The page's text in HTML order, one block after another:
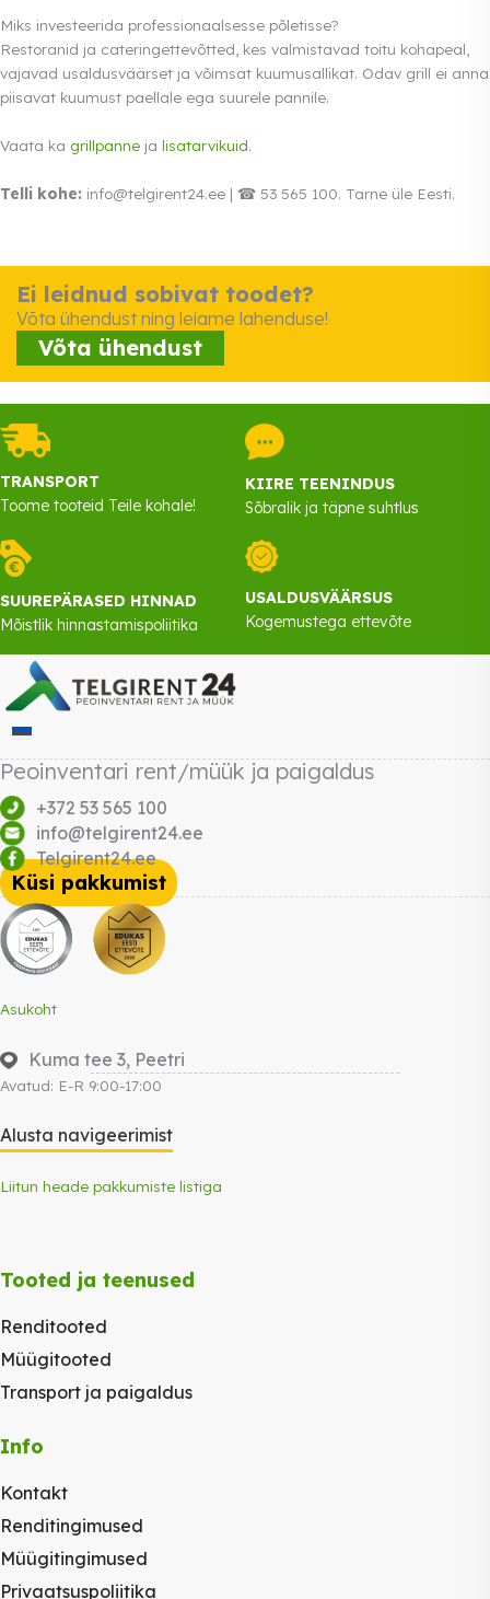
Miks investeerida professionaalsesse põletisse?
Restoranid ja cateringettevõtted, kes valmistavad toitu kohapeal,
vajavad usaldusväärset ja võimsat kuumusallikat. Odav grill ei anna
piisavat kuumust paellale ega suurele pannile.
Vaata ka grillpanne ja lisatarvikuid.
Telli kohe: info@telgirent24.ee | ☎ 53 565 100. Tarne üle Eesti.
Ei leidnud sobivat toodet?
Võta ühendust ning leiame lahenduse!
Võta ühendust
TRANSPORT
Toome tooteid Teile kohale!
KIIRE TEENINDUS
Sõbralik ja täpne suhtlus
SUUREPÄRASED HINNAD
Mõistlik hinnastamispoliitika
USALDUSVÄÄRSUS
Kogemustega ettevõte
Peoinventari rent/müük ja paigaldus
+372 53 565 100
info@telgirent24.ee
Telgirent24.ee
Küsi pakkumist
Asukoht
Kuma tee 3, Peetri
Avatud: E-R 9:00-17:00
Alusta navigeerimist
Liitun heade pakkumiste listiga
Tooted ja teenused
Renditooted
Müügitooted
Transport ja paigaldus
Info
Kontakt
Renditingimused
Müügitingimused
Privaatsuspoliitika